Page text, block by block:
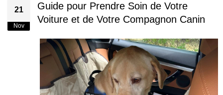
21
Nov
Guide pour Prendre Soin de Votre
Voiture et de Votre Compagnon Canin